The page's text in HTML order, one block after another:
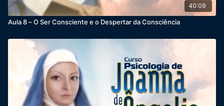
40:09
Aula 8 – O Ser Consciente e o Despertar da Consciência